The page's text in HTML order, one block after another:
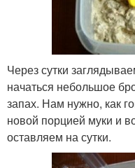
Через сутки
начаться небольшое
запах. Нам нужно, как
новой порцией муки и
оставляем на сутки.